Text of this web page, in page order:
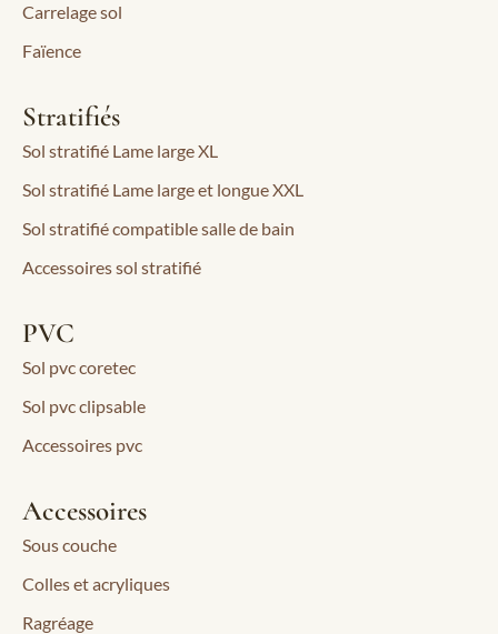
Carrelage sol
Faïence
Stratifiés
Sol stratifié Lame large XL
Sol stratifié Lame large et longue XXL
Sol stratifié compatible salle de bain
Accessoires sol stratifié
PVC
Sol pvc coretec
Sol pvc clipsable
Accessoires pvc
Accessoires
Sous couche
Colles et acryliques
Ragréage